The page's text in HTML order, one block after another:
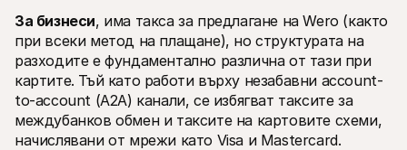
За бизнеси, има такса за предлагане на Wero (както
при всеки метод на плащане), но структурата на
разходите е фундаментално различна от тази при
картите. Тъй като работи върху незабавни account-
to-account (A2A) канали, се избягват таксите за
междубанков обмен и таксите на картовите схеми,
начислявани от мрежи като Visa и Mastercard.